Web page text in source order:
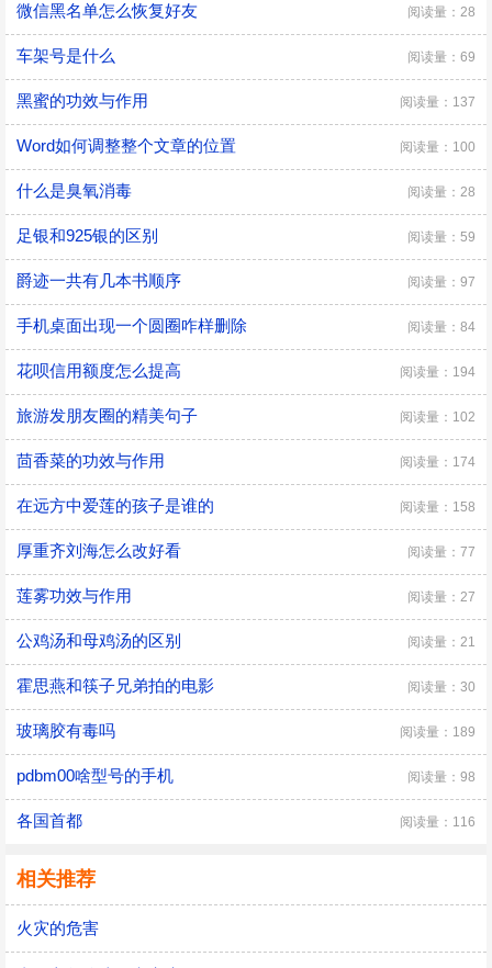
微信黑名单怎么恢复好友 阅读量：28
车架号是什么 阅读量：69
黑蜜的功效与作用 阅读量：137
Word如何调整整个文章的位置 阅读量：100
什么是臭氧消毒 阅读量：28
足银和925银的区别 阅读量：59
爵迹一共有几本书顺序 阅读量：97
手机桌面出现一个圆圈咋样删除 阅读量：84
花呗信用额度怎么提高 阅读量：194
旅游发朋友圈的精美句子 阅读量：102
茴香菜的功效与作用 阅读量：174
在远方中爱莲的孩子是谁的 阅读量：158
厚重齐刘海怎么改好看 阅读量：77
莲雾功效与作用 阅读量：27
公鸡汤和母鸡汤的区别 阅读量：21
霍思燕和筷子兄弟拍的电影 阅读量：30
玻璃胶有毒吗 阅读量：189
pdbm00啥型号的手机 阅读量：98
各国首都 阅读量：116
相关推荐
火灾的危害